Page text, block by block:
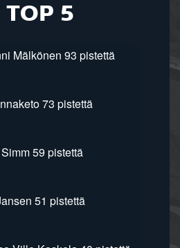
TOP 5
Mälkönen 93 pistettä
73 pistettä
59 pistettä
51 pistettä